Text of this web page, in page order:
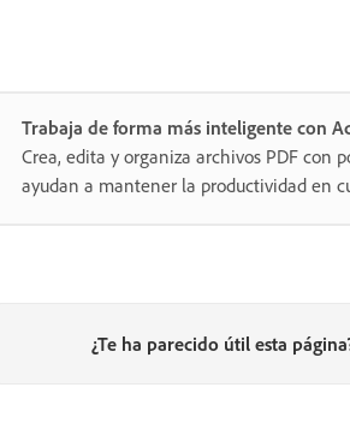
Trabaja de forma más inteligente con
Crea, edita y organiza archivos PDF con
ayudan a mantener la productividad en
¿Te ha parecido útil esta